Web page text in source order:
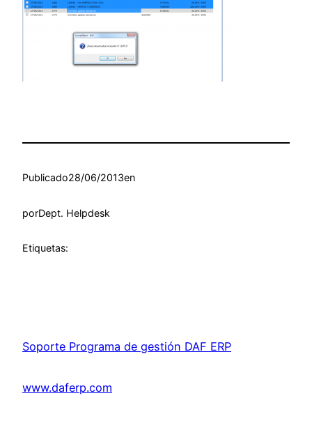
Publicado28/06/2013en
porDept. Helpdesk
Etiquetas:
Soporte Programa de gestión DAF ERP
www.daferp.com